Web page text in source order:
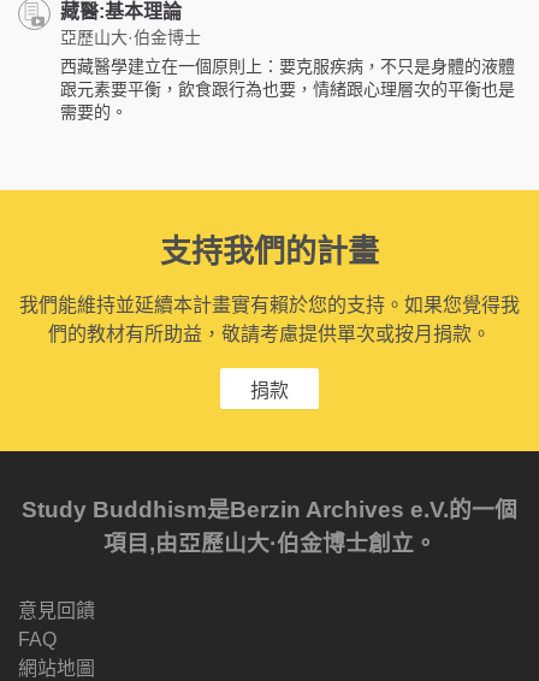
藏醫:基本理論
亞歷山大·伯金博士
西藏醫學建立在一個原則上：要克服疾病，不只是身體的液體
跟元素要平衡，飲食跟行為也要，情緒跟心理層次的平衡也是
需要的。
支持我們的計畫
我們能維持並延續本計畫實有賴於您的支持。如果您覺得我
們的教材有所助益，敬請考慮提供單次或按月捐款。
捐款
Study Buddhism是Berzin Archives e.V.的一個
項目,由亞歷山大·伯金博士創立。
意見回饋
FAQ
網站地圖